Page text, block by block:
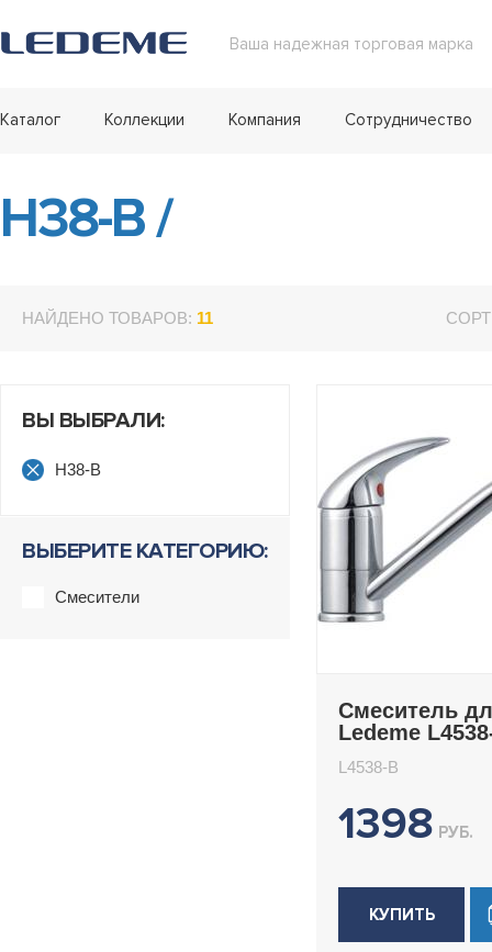
Ваша надежная торговая марка
Каталог Коллекции Компания Сотрудничество
H38-B/
НАЙДЕНО ТОВАРОВ: 11
ВЫ ВЫБРАЛИ:
H38-B
ВЫБЕРИТЕ КАТЕГОРИЮ:
Смесители
Смеситель
Ledeme
L4538-B
1398 РУБ.
КУПИТЬ